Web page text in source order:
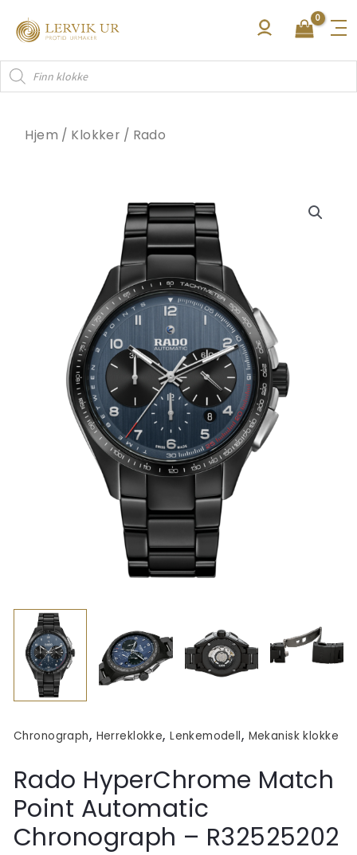
rett
innholdet
Products
search
Hjem / Klokker / Rado
Chronograph, Herreklokke,Lenkemodell, Mekanisk klokke
Rado HyperChrome Match
Point Automatic
Chronograph – R32525202